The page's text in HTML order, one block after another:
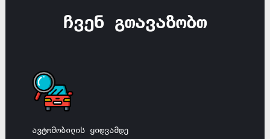
ჩვენ გთავაზობთ
ავტომობილის ყიდვამდე